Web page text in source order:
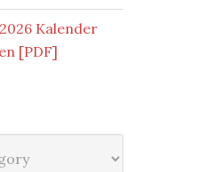
Kalender
[PDF]